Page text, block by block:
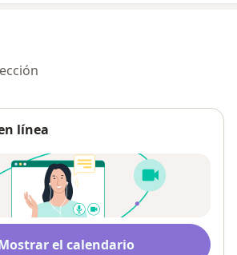
línea
el calendario